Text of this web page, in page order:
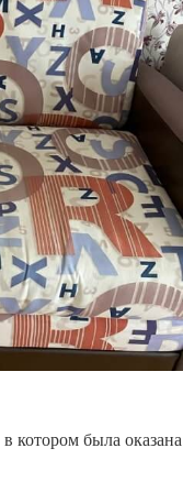
котором была оказана